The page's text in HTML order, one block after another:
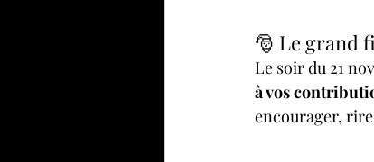
🎅 Le grand
Le soir du 21
à vos
encourager,